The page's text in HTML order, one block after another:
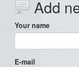
Add
Your name
E-mail